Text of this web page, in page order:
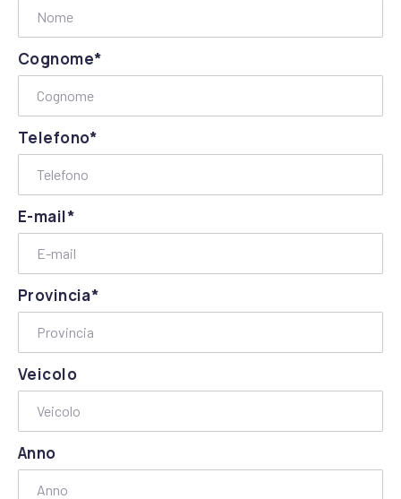
Cognome*
Telefono*
E-mail*
Provincia*
Veicolo
Anno